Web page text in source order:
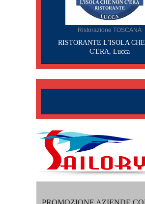
Ristorazione TOSCANA
RISTORANTE L'ISOLA
C'ERA, Lucca
PROMOZIONE AZIENDE